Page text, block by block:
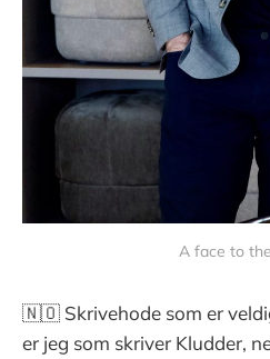
A face to
🇳🇴 Skrivehode som er
er jeg som skriver Kludder,